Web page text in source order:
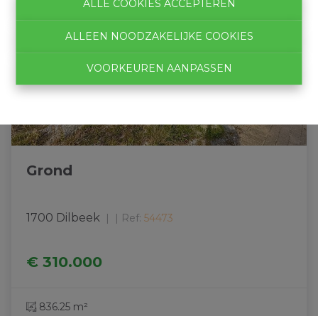
ALLE COOKIES ACCEPTEREN
ALLEEN NOODZAKELIJKE COOKIES
VOORKEUREN AANPASSEN
Grond
1700 Dilbeek Ref: 54473
€ 310.000
836.25 m²